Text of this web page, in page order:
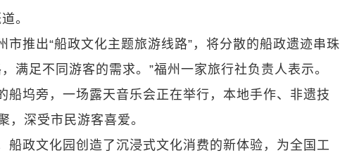
。
推出“船政文化主题旅游线路”，将分散的船政遗迹串珠
满足不同游客的需求。”福州一家旅行社负责人表示。
船坞旁，一场露天音乐会正在举行，本地手作、非遗技
，深受市民游客喜爱。
船政文化园创造了沉浸式文化消费的新体验，为全国工